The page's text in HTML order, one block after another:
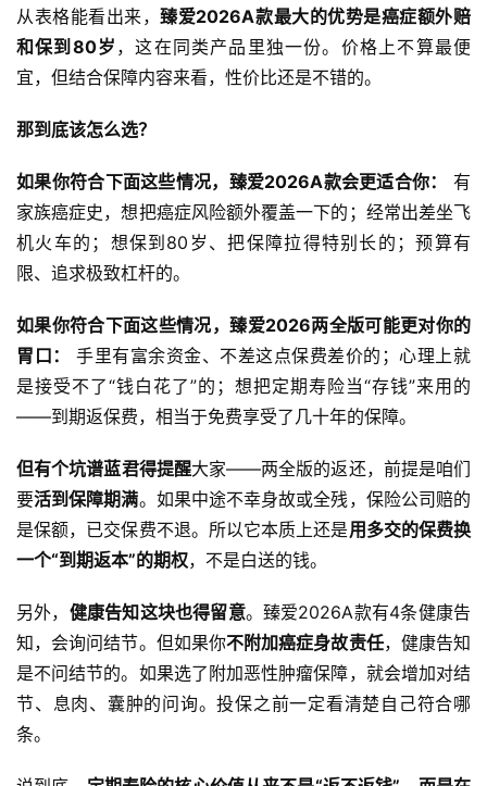
从表格能看出来，臻爱2026A款最大的优势是癌症额外赔
和保到80岁 ，这在同类产品里独一份。价格上不算最便
宜，但结合保障内容来看，性价比还是不错的。
那到底该怎么选？
如果你符合下面这些情况，臻爱2026A款会更适合你：
有
家族癌症史，想把癌症风险额外覆盖一下的；经常出差坐飞
机火车的；想保到80岁、把保障拉得特别长的；预算有
限、追求极致杠杆的。
如果你符合下面这些情况，臻爱2026两全版可能更对你的
胃口：
手里有富余资金、不差这点保费差价的；心理上就
是接受不了“钱白花了”的；想把定期寿险当“存钱”来用的
——到期返保费，相当于免费享受了几十年的保障。
但有个坑谱蓝君得提醒大家——两全版的返还，前提是咱们
要活到保障期满。如果中途不幸身故或全残，保险公司赔的
是保额，已交保费不退。所以它本质上还是用多交的保费换
一个“到期返本”的期权，不是白送的钱。
另外， 健康告知这块也得留意。臻爱2026A款有4条健康告
知，会询问结节。但如果你不附加癌症身故责任，健康告知
是不问结节的。如果选了附加恶性肿瘤保障，就会增加对结
节、息肉、囊肿的问询。投保之前一定看清楚自己符合哪
条。